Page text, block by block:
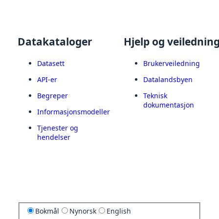
Datakataloger
Datasett
API-er
Begreper
Informasjonsmodeller
Tjenester og
hendelser
Hjelp og
Brukerveiledning
Datalandsbyen
Teknisk
dokumentasjon
Bokmål Nynorsk English